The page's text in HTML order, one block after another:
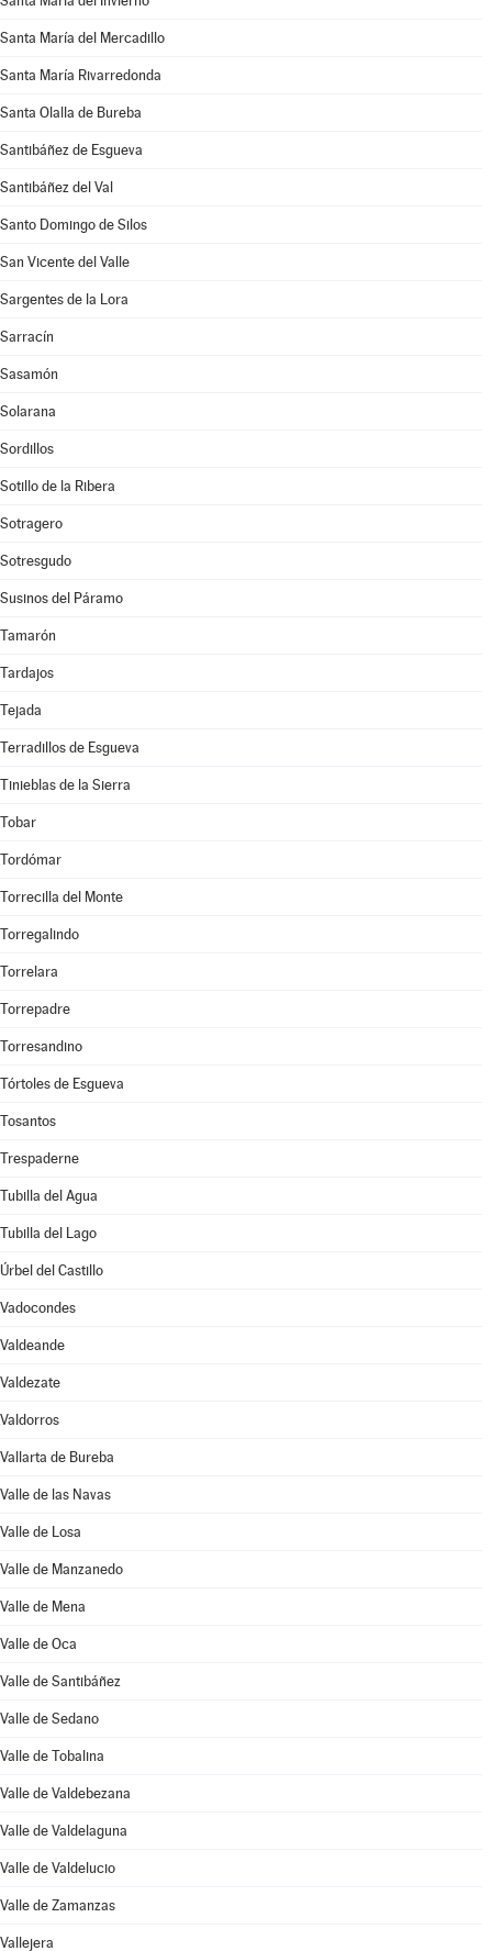
Santa María del Mercadillo
Santa María Rivarredonda
Santa Olalla de Bureba
Santibáñez de Esgueva
Santibáñez del Val
Santo Domingo de Silos
San Vicente del Valle
Sargentes de la Lora
Sarracín
Sasamón
Solarana
Sordillos
Sotillo de la Ribera
Sotragero
Sotresgudo
Susinos del Páramo
Tamarón
Tardajos
Tejada
Terradillos de Esgueva
Tinieblas de la Sierra
Tobar
Tordómar
Torrecilla del Monte
Torregalindo
Torrelara
Torrepadre
Torresandino
Tórtoles de Esgueva
Tosantos
Trespaderne
Tubilla del Agua
Tubilla del Lago
Úrbel del Castillo
Vadocondes
Valdeande
Valdezate
Valdorros
Vallarta de Bureba
Valle de las Navas
Valle de Losa
Valle de Manzanedo
Valle de Mena
Valle de Oca
Valle de Santibáñez
Valle de Sedano
Valle de Tobalina
Valle de Valdebezana
Valle de Valdelaguna
Valle de Valdelucio
Valle de Zamanzas
Vallejera